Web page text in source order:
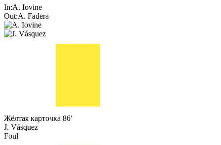
In:A. Iovine
Out:A. Fadera
Жёлтая карточка 86'
J. Vásquez
Foul